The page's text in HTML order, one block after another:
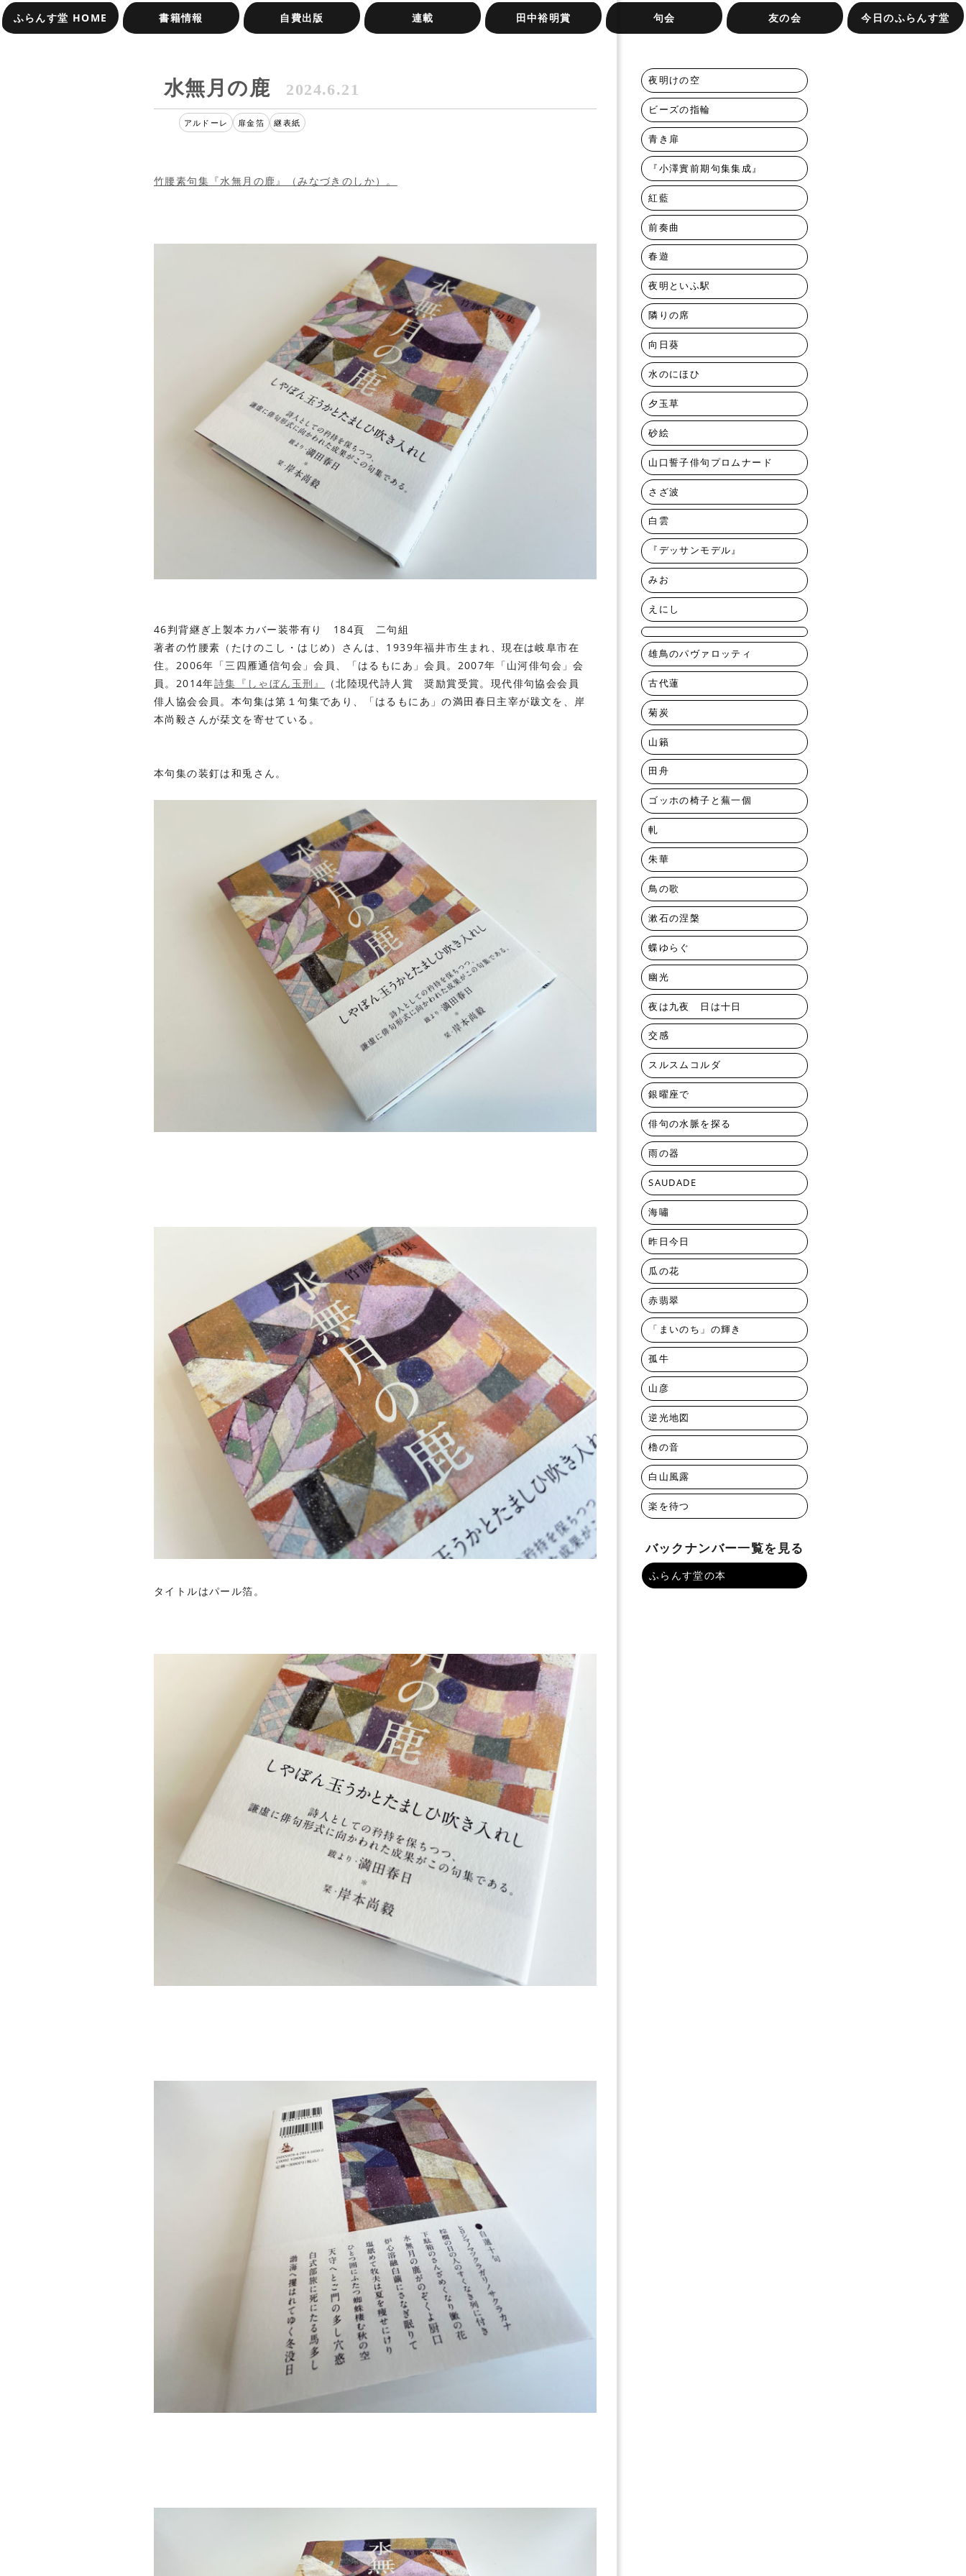
ふらんす堂 HOME 書籍情報 自費出版 連載 田中裕明賞 句会 友の会 今日のふらんす堂
水無月の鹿 2024.6.21
アルドーレ 扉金箔 継表紙
竹腰素句集『水無月の鹿』（みなづきのしか）。
46判背継ぎ上製本カバー装帯有り 184頁 二句組
著者の竹腰素（たけのこし・はじめ） さんは、1939年福井市生まれ、現在は岐阜市在
住。2006年 「三四雁通信句会」会員、 「はるもにあ」会員。2007年 「山河俳句会」会
員。2014年詩集『しゃぼん玉刑』
（北陸現代詩人賞 奨励賞受賞。現代俳句協会会員
俳人協会会員。本句集は第１句集であり、「はるもにあ」の満田春日 主宰が跋文を、 岸
本尚毅さんが栞文を寄せている。
本句集の装釘は和兎さん。
タイトルはパール箔。
夜明けの空
ビーズの指輪
青き扉
『小澤實前期句集集成』
紅藍
前奏曲
春遊
夜明といふ駅
隣りの席
向日葵
水のにほひ
夕玉草
砂絵
山口誓子俳句プロムナード
さざ波
白雲
『デッサンモデル』
みお
えにし
雄鳥のパヴァロッティ
古代蓮
菊炭
山籟
田舟
ゴッホの椅子と蕪一個
軋
朱華
鳥の歌
漱石の涅槃
蝶ゆらぐ
幽光
夜は九夜 日は十日
交感
スルスムコルダ
銀曜座で
俳句の水脈を探る
雨の器
SAUDADE
海嘯
昨日今日
瓜の花
赤翡翠
「まいのち」の輝き
孤牛
山彦
逆光地図
櫓の音
白山風露
楽を待つ
バックナンバー一覧を見る
ふらんす堂の本